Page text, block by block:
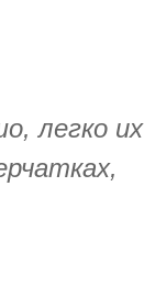
легко их